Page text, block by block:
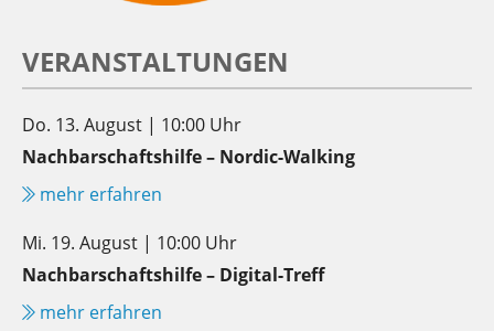
VERANSTALTUNGEN
Do. 13. August | 10:00 Uhr
Nachbarschaftshilfe – Nordic-Walking
mehr erfahren
Mi. 19. August | 10:00 Uhr
Nachbarschaftshilfe – Digital-Treff
mehr erfahren